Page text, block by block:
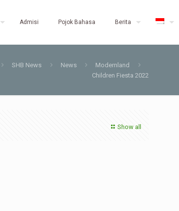
Admisi Pojok Bahasa Berita
SHB News News
Modernland
Children Fiesta 2022
Show all